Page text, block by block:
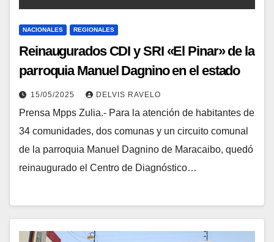
NACIONALES REGIONALES
Reinaugurados CDI y SRI «El Pinar» de la
parroquia Manuel Dagnino en el estado
Zulia
15/05/2025 DELVIS RAVELO
Prensa Mpps Zulia.- Para la atención de habitantes de
34 comunidades, dos comunas y un circuito comunal
de la parroquia Manuel Dagnino de Maracaibo, quedó
reinaugurado el Centro de Diagnóstico…